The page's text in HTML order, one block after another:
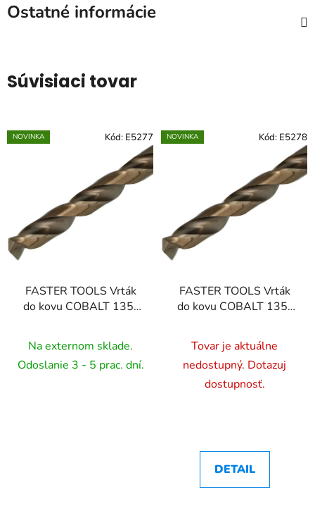
Ostatné informácie
Súvisiaci tovar
NOVINKA
FASTER TOOLS Vrták
do kovu COBALT 135˚
Na externom sklade.
Odoslanie 3 - 5 prac. dní.
Kód: E5277 NOVINKA
FASTER TOOLS Vrták
do kovu COBALT 135˚
Tovar je aktuálne
nedostupný. Dotazuj
dostupnosť.
DETAIL
Kód: E5278